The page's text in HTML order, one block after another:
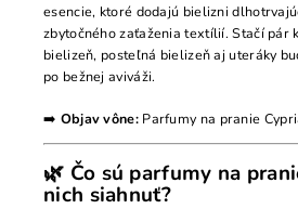
esencie, ktoré dodajú bielizni
zbytočného zaťaženia textílií. Stačí pár
bielizeň, posteľná bielizeň aj uteráky
po bežnej aviváži.
➡️ Objav vône: Parfumy na pranie
🌿 Čo sú parfumy na
nich siahnuť?